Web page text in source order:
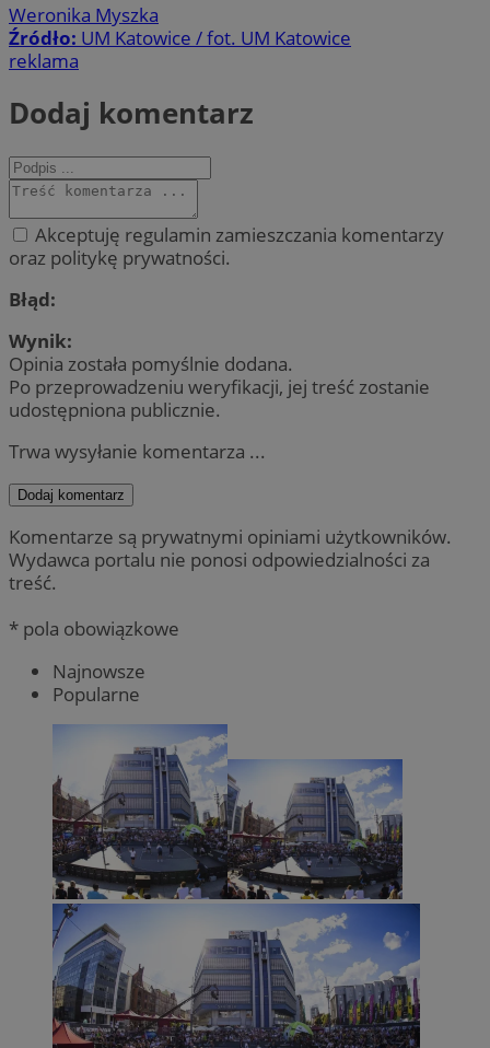
Weronika Myszka
Źródło: UM Katowice / fot. UM Katowice
reklama
Dodaj komentarz
Akceptuję regulamin zamieszczania komentarzy
oraz politykę prywatności.
Błąd:
Wynik:
Opinia została pomyślnie dodana.
Po przeprowadzeniu weryfikacji, jej treść zostanie
udostępniona publicznie.
Trwa wysyłanie komentarza ...
Dodaj komentarz
Komentarze są prywatnymi opiniami użytkowników.
Wydawca portalu nie ponosi odpowiedzialności za
treść.
* pola obowiązkowe
Najnowsze
Popularne